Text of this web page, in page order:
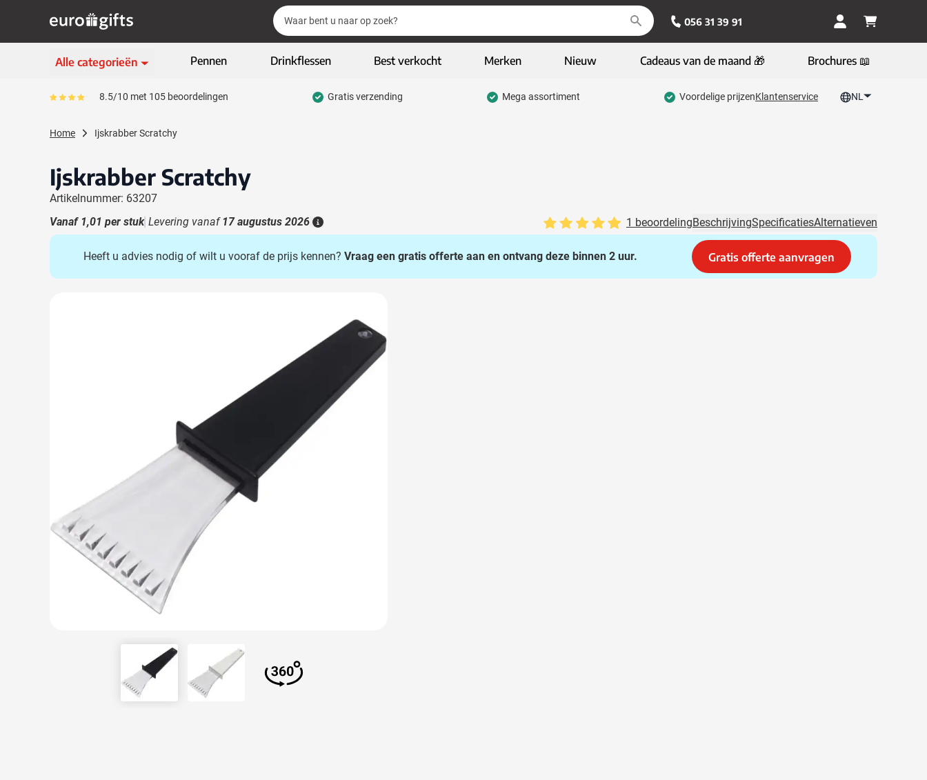
Zoek
Zoek
056 31 39 91
Alle categorieën
Schrijfwaren
ECO geschenken
Toon submenu voor ECO geschenken categorie
High-tech & multimedia
Toon submenu voor High-tech & multimedia categorie
Zakelijk & Kantoor
Outdoor & vrije tijd
Toon submenu voor Drinkwaren categorie
Toon submenu voor Eten & drinken categorie
Toon submenu voor Home & Wellness categorie
Toon submenu voor Gereedschap & lampen categorie
Toon submenu voor Veiligheid categorie
Toon submenu voor Kinderen categorie
Toon submenu voor Inspiratie categorie
Acties & specials
Toon submenu voor Acties & specials categorie
Pennen Drinkflessen Best verkocht Merken Nieuw Cadeaus van de maand 🎁 Brochures 📖
Gemiddeld reviewpercentage is 85
8.5/10 met 105 beoordelingen Gratis verzending Mega assortiment Voordelige prijzenKlantenservice NL
Home Ijskrabber Scratchy
Ijskrabber Scratchy
Artikelnummer: 63207
Vanaf 1,01 per stuk Levering vanaf 17 augustus 2026
Details
1 beoordelingBeschrijvingSpecificatiesAlternatieven
Heeft u advies nodig of wilt u vooraf de prijs kennen? Vraag een gratis offerte aan en ontvang deze binnen 2 uur. Gratis offerte aanvragen
View larger imageView larger image